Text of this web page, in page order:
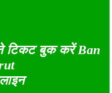
टिकट बुक करें Ban